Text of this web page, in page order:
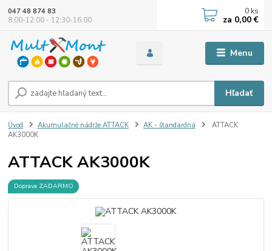
Menu
Hľadať
047 48 874 83
8:00-12:00 - 12:30-16:00
0 ks
za 0,00 €
Úvod Akumulačné nádrže ATTACK AK - štandardná
ATTACK
AK3000K
ATTACK AK3000K
Doprava ZADARMO